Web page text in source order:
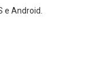
e Android.